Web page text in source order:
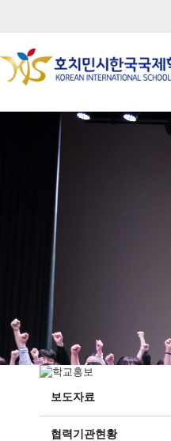
보도자료
협력기관현황